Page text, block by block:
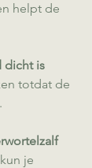
helpt de
dicht is
totdat de
je